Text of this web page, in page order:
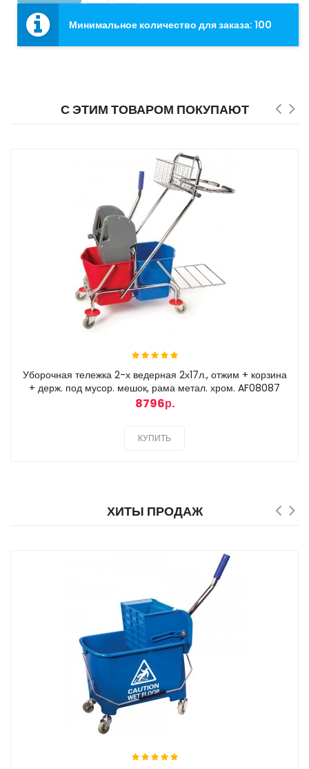
Минимальное количество для заказа: 100
С ЭТИМ ТОВАРОМ ПОКУПАЮТ
Уборочная тележка 2-х ведерная 2х17л., отжим + корзина
+ держ. под мусор. мешок, рама метал. хром. AF08087
8796р.
КУПИТЬ
ХИТЫ ПРОДАЖ